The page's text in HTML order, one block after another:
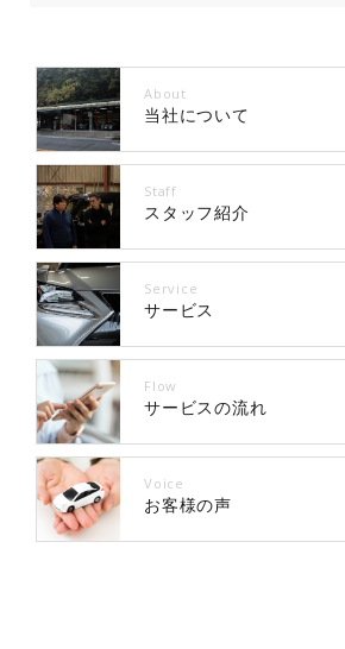
About
当社について
Staff
スタッフ紹介
Service
サービス
Flow
サービスの流れ
Voice
お客様の声